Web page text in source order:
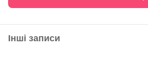
Інші записи